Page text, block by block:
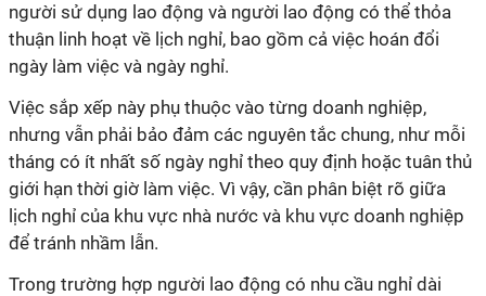
người sử dụng lao động và người lao động có thể thỏa
thuận linh hoạt về lịch nghỉ, bao gồm cả việc hoán đổi
ngày làm việc và ngày nghỉ.
Việc sắp xếp này phụ thuộc vào từng doanh nghiệp,
nhưng vẫn phải bảo đảm các nguyên tắc chung, như mỗi
tháng có ít nhất số ngày nghỉ theo quy định hoặc tuân thủ
giới hạn thời giờ làm việc. Vì vậy, cần phân biệt rõ giữa
lịch nghỉ của khu vực nhà nước và khu vực doanh nghiệp
để tránh nhầm lẫn.
Trong trường hợp người lao động có nhu cầu nghỉ dài